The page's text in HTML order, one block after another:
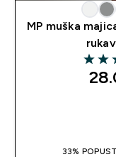
MP muška
5 out
33%